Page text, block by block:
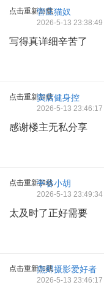
点击重新加载管庄猫奴
2026-5-13 23:38:49
写得真详细辛苦了
点击重新加载窦店健身控
2026-5-13 23:46:17
感谢楼主无私分享
点击重新加载平谷小胡
2026-5-13 23:49:34
太及时了正好需要
点击重新加载燕郊摄影爱好者
2026-5-13 23:46:17